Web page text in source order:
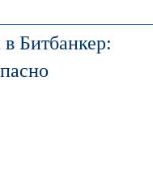
Битбанкер: